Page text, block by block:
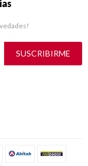
SUSCRIBIRME